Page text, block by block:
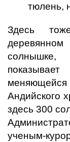
тюлень,
Здесь
меняющейся
Андийского
здесь 300
ученым-